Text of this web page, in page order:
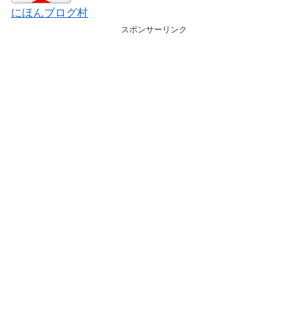
にほんブログ村
スポンサーリンク